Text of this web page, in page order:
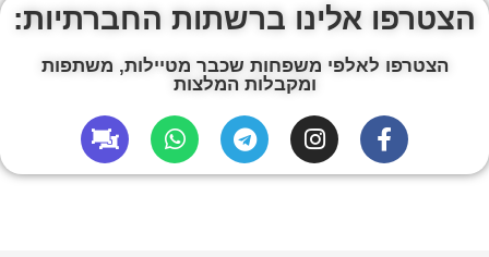
הצטרפו אלינו ברשתות החברתיות:
הצטרפו לאלפי משפחות שכבר מטיילות, משתפות
ומקבלות המלצות